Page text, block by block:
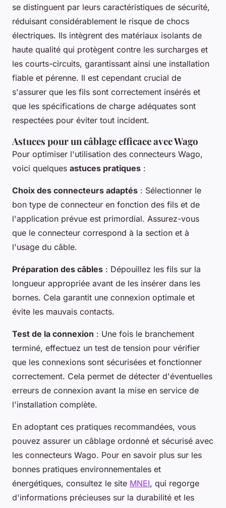
se distinguent par leurs caractéristiques de sécurité,
réduisant considérablement le risque de chocs
électriques. Ils intègrent des matériaux isolants de
haute qualité qui protègent contre les surcharges et
les courts-circuits, garantissant ainsi une installation
fiable et pérenne. Il est cependant crucial de
s'assurer que les fils sont correctement insérés et
que les spécifications de charge adéquates sont
respectées pour éviter tout incident.
Astuces pour un câblage efficace avec Wago
Pour optimiser l'utilisation des connecteurs Wago,
voici quelques astuces pratiques :
Choix des connecteurs adaptés : Sélectionner le
bon type de connecteur en fonction des fils et de
l'application prévue est primordial. Assurez-vous
que le connecteur correspond à la section et à
l'usage du câble.
Préparation des câbles : Dépouillez les fils sur la
longueur appropriée avant de les insérer dans les
bornes. Cela garantit une connexion optimale et
évite les mauvais contacts.
Test de la connexion : Une fois le branchement
terminé, effectuez un test de tension pour vérifier
que les connexions sont sécurisées et fonctionner
correctement. Cela permet de détecter d'éventuelles
erreurs de connexion avant la mise en service de
l'installation complète.
En adoptant ces pratiques recommandées, vous
pouvez assurer un câblage ordonné et sécurisé avec
les connecteurs Wago. Pour en savoir plus sur les
bonnes pratiques environnementales et
énergétiques, consultez le site MNEI, qui regorge
d'informations précieuses sur la durabilité et les